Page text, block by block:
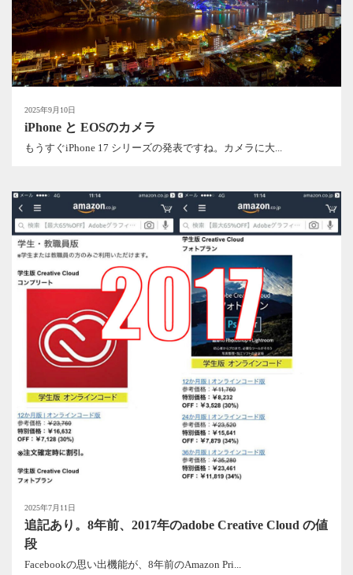
2025年9月10日
iPhone と EOSのカメラ
もうすぐiPhone 17 シリーズの発表ですね。カメラに大...
2025年7月11日
追記あり。8年前、2017年のadobe Creative Cloud の値
段
Facebookの思い出機能が、8年前のAmazon Pri...